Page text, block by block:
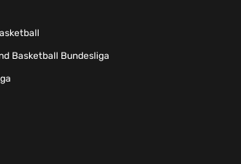
Basketball Bundesliga